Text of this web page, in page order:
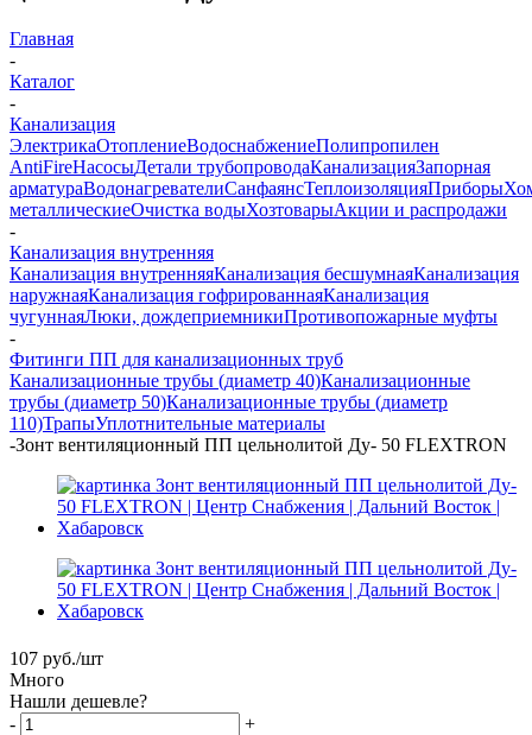
Главная
-
Каталог
-
Канализация
ЭлектрикаОтоплениеВодоснабжениеПолипропилен
AntiFireНасосыДетали трубопроводаКанализацияЗапорная
арматураВодонагревателиСанфаянсТеплоизоляцияПриборы
металлическиеОчистка водыХозтоварыАкции и распродажи
-
Канализация внутренняя
Канализация внутренняяКанализация бесшумнаяКанализация
наружнаяКанализация гофрированнаяКанализация
чугуннаяЛюки, дождеприемникиПротивопожарные муфты
-
Фитинги ПП для канализационных труб
Канализационные трубы (диаметр 40)Канализационные
трубы (диаметр 50)Канализационные трубы (диаметр
110)ТрапыУплотнительные материалы
-Зонт вентиляционный ПП цельнолитой Ду- 50 FLEXTRON
107 руб./шт
Много
Нашли дешевле?
-
+